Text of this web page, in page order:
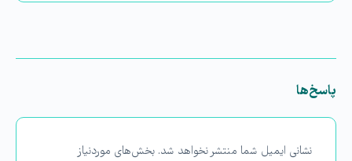
پاسخ‌ها
نشانی ایمیل شما منتشر نخواهد شد. بخش‌های موردنیاز